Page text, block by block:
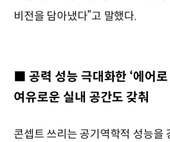
비전을 담아냈다”고 말했다.
■ 공력 성능 극대화한 ‘에어
여유로운 실내 공간도 갖춰
콘셉트 쓰리는 공기역학적 성능을